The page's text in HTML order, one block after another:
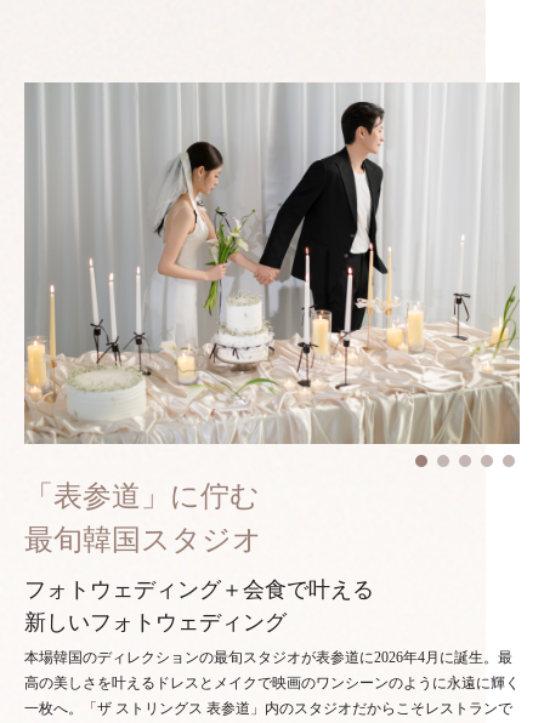
「表参道」に佇む
最旬韓国スタジオ
フォトウェディング＋会食で叶える
新しいフォトウェディング
本場韓国のディレクションの最旬スタジオが表参道に2026年4月に誕生。最
高の美しさを叶えるドレスとメイクで映画のワンシーンのように永遠に輝く
一枚へ。「ザ ストリングス 表参道」内のスタジオだからこそレストランで